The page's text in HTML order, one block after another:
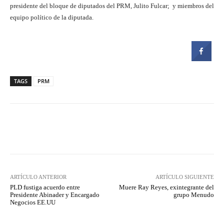
presidente del bloque de diputados del PRM, Julito Fulcar; y miembros del
equipo político de la diputada.
TAGS PRM
ARTÍCULO ANTERIOR
PLD fustiga acuerdo entre
Presidente Abinader y Encargado
Negocios EE.UU
ARTÍCULO SIGUIENTE
Muere Ray Reyes, exintegrante del
grupo Menudo